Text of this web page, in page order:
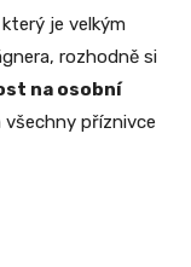
je velkým
rozhodně si
na osobní
všechny příznivce